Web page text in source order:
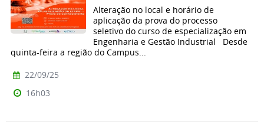
Alteração no local e horário de
aplicação da prova do processo
seletivo do curso de especialização em
Engenharia e Gestão Industrial Desde
quinta-feira a região do Campus...
22/09/25
16h03